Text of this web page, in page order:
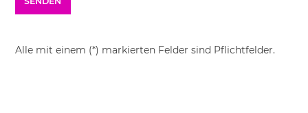
Alle mit einem (*) markierten Felder sind Pflichtfelder.